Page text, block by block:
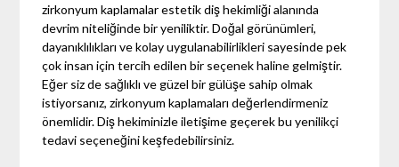
zirkonyum kaplamalar estetik diş hekimliği alanında
devrim niteliğinde bir yeniliktir. Doğal görünümleri,
dayanıklılıkları ve kolay uygulanabilirlikleri sayesinde pek
çok insan için tercih edilen bir seçenek haline gelmiştir.
Eğer siz de sağlıklı ve güzel bir gülüşe sahip olmak
istiyorsanız, zirkonyum kaplamaları değerlendirmeniz
önemlidir. Diş hekiminizle iletişime geçerek bu yenilikçi
tedavi seçeneğini keşfedebilirsiniz.